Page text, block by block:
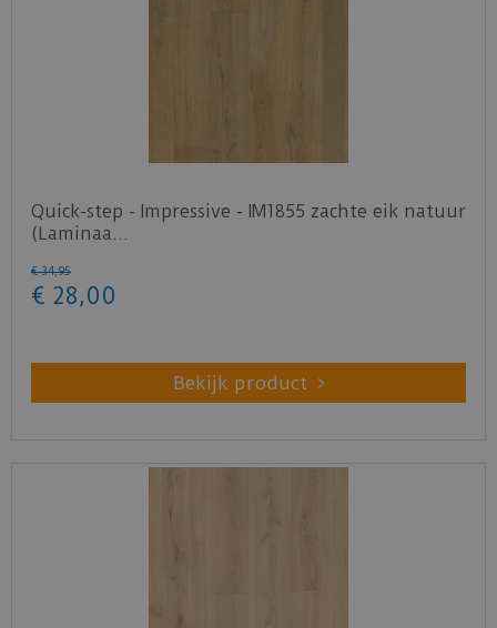
Quick-step - Impressive - IM1855 zachte eik natuur
(Laminaa…
€ 34,95
€ 28,00
Bekijk product